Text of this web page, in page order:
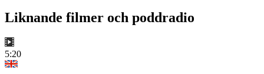
Liknande filmer och poddradio
5:20